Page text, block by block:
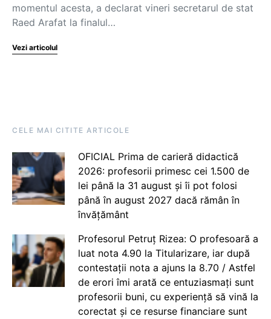
momentul acesta, a declarat vineri secretarul de stat
Raed Arafat la finalul…
Vezi articolul
CELE MAI CITITE ARTICOLE
OFICIAL Prima de carieră didactică
2026: profesorii primesc cei 1.500 de
lei până la 31 august și îi pot folosi
până în august 2027 dacă rămân în
învățământ
Profesorul Petruț Rizea: O profesoară a
luat nota 4.90 la Titularizare, iar după
contestații nota a ajuns la 8.70 / Astfel
de erori îmi arată ce entuziasmați sunt
profesorii buni, cu experiență să vină la
corectat și ce resurse financiare sunt